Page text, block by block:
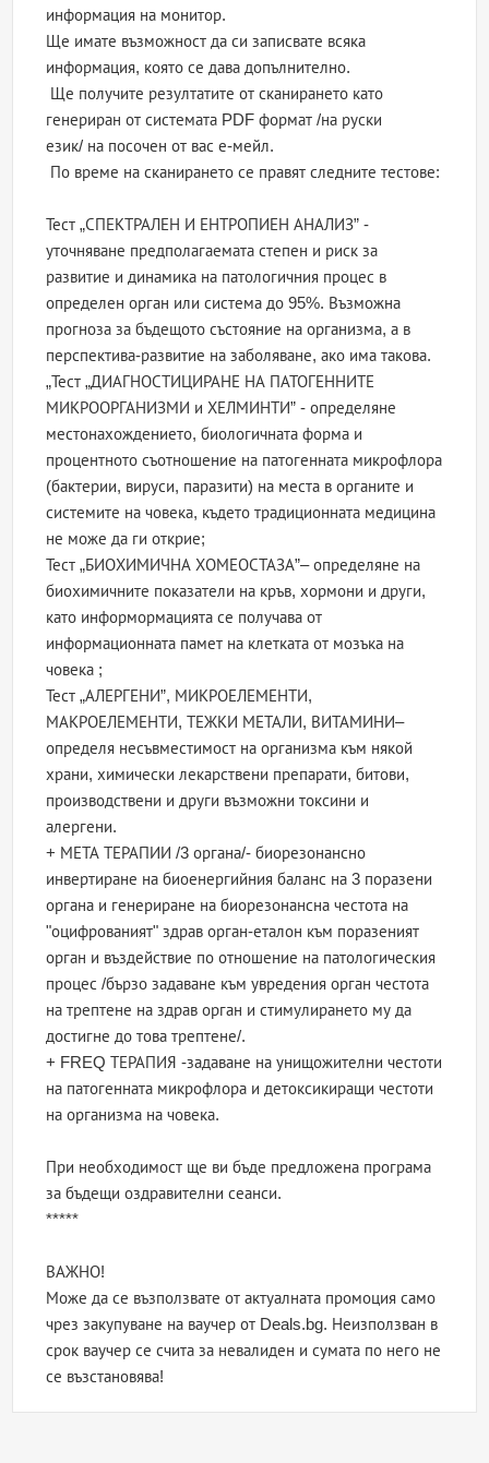
информация на монитор.
Ще имате възможност да си записвате всяка
информация, която се дава допълнително.
Ще получите резултатите от сканирането като
генериран от системата PDF формат /на руски
език/ на посочен от вас е-мейл.
По време на сканирането се правят следните тестове:
Тест „СПЕКТРАЛЕН И ЕНТРОПИЕН АНАЛИЗ” -
уточняване предполагаемата степен и риск за
развитие и динамика на патологичния процес в
определен орган или система до 95%. Възможна
прогноза за бъдещото състояние на организма, а в
перспектива-развитие на заболяване, ако има такова.
„Тест „ДИАГНОСТИЦИРАНЕ НА ПАТОГЕННИТЕ
МИКРООРГАНИЗМИ и ХЕЛМИНТИ” - определяне
местонахождението, биологичната форма и
процентното съотношение на патогенната микрофлора
(бактерии, вируси, паразити) на места в органите и
системите на човека, където традиционната медицина
не може да ги открие;
Тест „БИОХИМИЧНА ХОМЕОСТАЗА”– определяне на
биохимичните показатели на кръв, хормони и други,
като информормацията се получава от
информационната памет на клетката от мозъка на
човека ;
Тест „АЛЕРГЕНИ”, МИКРОЕЛЕМЕНТИ,
МАКРОЕЛЕМЕНТИ, ТЕЖКИ МЕТАЛИ, ВИТАМИНИ–
определя несъвместимост на организма към някой
храни, химически лекарствени препарати, битови,
производствени и други възможни токсини и
алергени.
+ МЕТА ТЕРАПИИ /3 органа/- биорезонансно
инвертиране на биоенергийния баланс на 3 поразени
органа и генериране на биорезонансна честота на
"оцифрованият" здрав орган-еталон към поразеният
орган и въздействие по отношение на патологическия
процес /бързо задаване към увредения орган честота
на трептене на здрав орган и стимулирането му да
достигне до това трептене/.
+ FREQ ТЕРАПИЯ -задаване на унищожителни честоти
на патогенната микрофлора и детоксикиращи честоти
на организма на човека.
При необходимост ще ви бъде предложена програма
за бъдещи оздравителни сеанси.
*****
ВАЖНО!
Може да се възползвате от актуалната промоция само
чрез закупуване на ваучер от Deals.bg. Неизползван в
срок ваучер се счита за невалиден и сумата по него не
се възстановява!